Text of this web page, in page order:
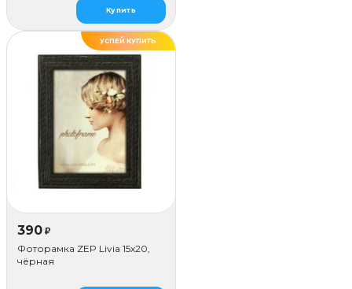
Купить
УСПЕЙ КУПИТЬ
390 ₽
Фоторамка ZEP Livia 15x20,
чёрная